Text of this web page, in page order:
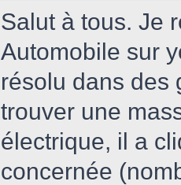
Salut à tous. Je
Automobile sur
résolu dans des
trouver une
électrique, il a
concernée